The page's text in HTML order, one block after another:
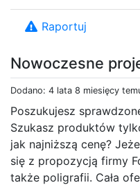
Nowoczesne
Dodano: 4 lata 8 miesięcy
Poszukujesz
Szukasz produktów
jak najniższą cenę?
się z propozycją firmy
także poligrafii. Cała
Raportuj